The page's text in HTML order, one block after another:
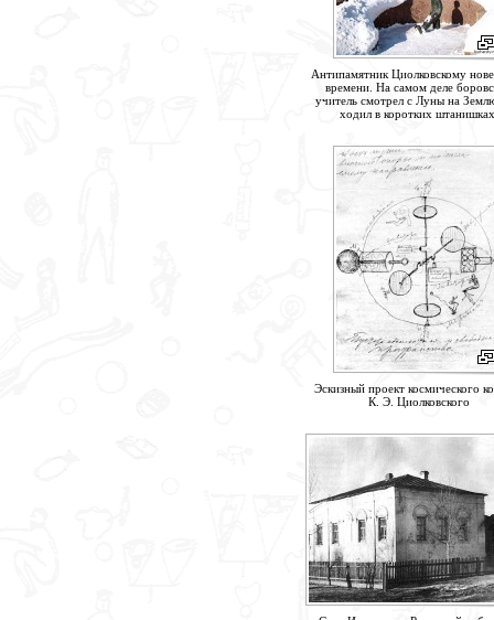
Антипамятник Циолковскому
времени. На самом деле
учитель смотрел с Луны на
ходил в коротких
Эскизный проект космического
К. Э. Циолковского